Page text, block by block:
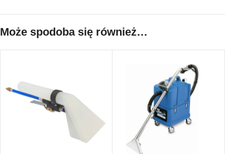
Może spodoba się również…